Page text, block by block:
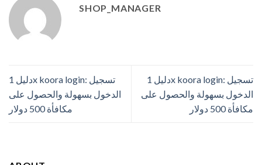
SHOP_MANAGER
دليل 1x koora login: تسجيل
الدخول بسهولة والحصول على
مكافأة 500 دولار
دليل 1x koora login: تسجيل
الدخول بسهولة والحصول على
مكافأة 500 دولار